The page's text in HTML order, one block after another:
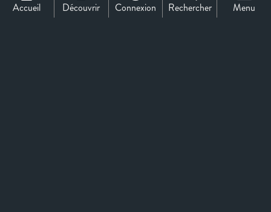
Accueil Découvrir Connexion Rechercher Menu